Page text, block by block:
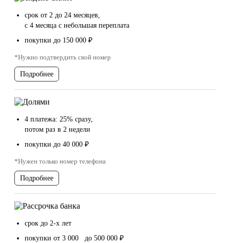
срок от 2 до 24 месяцев,
с 4 месяца с небольшая переплата
покупки до 150 000 ₽
*Нужно подтвердить свой номер
Подробнее
4 платежа: 25% сразу,
потом раз в 2 недели
покупки до 40 000 ₽
*Нужен только номер телефона
Подробнее
срок до 2-х лет
покупки от 3 000 до 500 000 ₽